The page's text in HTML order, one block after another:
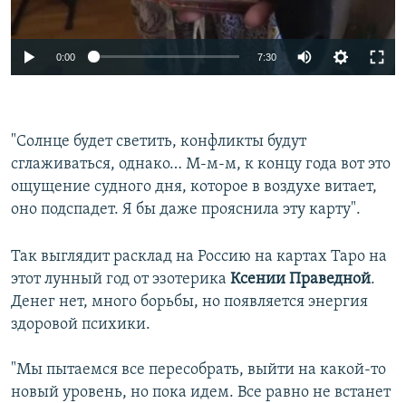
Auto 240p 360p 480p
720p 1080p
0:00 7:30
1080p
"Солнце будет светить, конфликты будут
сглаживаться, однако… М-м-м, к концу года вот это
ощущение судного дня, которое в воздухе витает,
оно подспадет. Я бы даже прояснила эту карту".
Так выглядит расклад на Россию на картах Таро на
этот лунный год от эзотерика Ксении Праведной.
Денег нет, много борьбы, но появляется энергия
здоровой психики.
"Мы пытаемся все пересобрать, выйти на какой-то
новый уровень, но пока идем. Все равно не встанет